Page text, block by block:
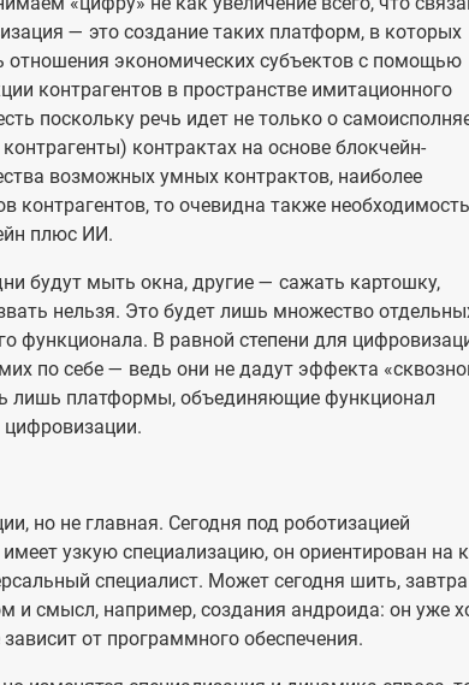
— это создание таких платформ, в которых
отношения экономических субъектов с помощью
контрагентов в пространстве имитационного
поскольку речь идет не только о
контрактах на основе блокчейн-
возможных умных контрактов, наиболее
контрагентов, то очевидна также необходимость
плюс ИИ.
будут мыть окна, другие — сажать картошку,
нельзя. Это будет лишь множество
функционала. В равной степени для
по себе — ведь они не дадут эффекта
лишь платформы, объединяющие функционал
цифровизации.
но не главная. Сегодня под роботизацией
узкую специализацию, он ориентирован на
специалист. Может сегодня шить, завтра
и смысл, например, создания андроида: он уже
от программного обеспечения.